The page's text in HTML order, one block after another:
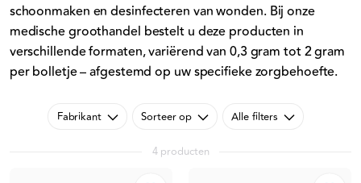
schoonmaken en desinfecteren van wonden. Bij onze
medische groothandel bestelt u deze producten in
verschillende formaten, variërend van 0,3 gram tot 2 gram
per bolletje – afgestemd op uw specifieke zorgbehoefte.
Fabrikant Sorteer op Alle filters
4 producten